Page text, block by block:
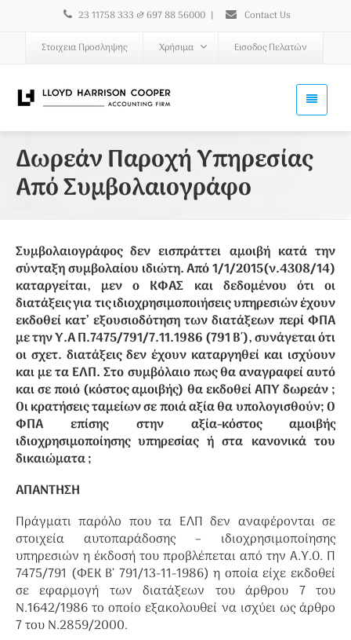
23 11758 333 & 697 88 56000 | Contact Us
Στοιχεια Προσληψης Χρήσιμα Εισοδος Πελατών
Δωρεάν Παροχή Υπηρεσίας
Από Συμβολαιογράφο
Συμβολαιογράφος δεν εισπράττει αμοιβή κατά την
σύνταξη συμβολαίου ιδιώτη. Από 1/1/2015(ν.4308/14)
καταργείται, μεν ο ΚΦΑΣ και δεδομένου ότι οι
διατάξεις για τις ιδιοχρησιμοποιήσεις υπηρεσιών έχουν
εκδοθεί κατ’ εξουσιοδότηση των διατάξεων περί ΦΠΑ
με την Υ.Α Π.7475/791/7.11.1986 (791 Β΄), συνάγεται ότι
οι σχετ. διατάξεις δεν έχουν καταργηθεί και ισχύουν
και με τα ΕΛΠ. Στο συμβόλαιο πως θα αναγραφεί αυτό
και σε ποιό (κόστος αμοιβής) θα εκδοθεί ΑΠΥ δωρεάν ;
Οι κρατήσεις ταμείων σε ποιά αξία θα υπολογισθούν; O
ΦΠΑ επίσης στην αξία-κόστος αμοιβής
ιδιοχρησιμοποίησης υπηρεσίας ή στα κανονικά του
δικαιώματα ;
ΑΠΑΝΤΗΣΗ
Πράγματι παρόλο που τα ΕΛΠ δεν αναφέρονται σε
στοιχεία αυτοπαράδοσης – ιδιοχρησιμοποίησης
υπηρεσιών η έκδοσή του προβλέπεται από την Α.Υ.Ο. Π
7475/791 (ΦΕΚ Β’ 791/13-11-1986) η οποία είχε εκδοθεί
σε εφαρμογή των διατάξεων του άρθρου 7 του
Ν.1642/1986 το οποίο εξακολουθεί να ισχύει ως άρθρο
7 του Ν.2859/2000.